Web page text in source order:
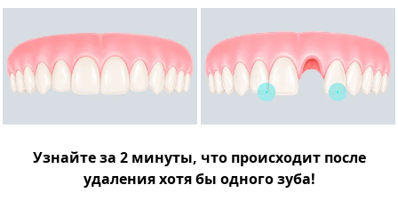
Узнайте за 2 минуты, что происходит после
удаления хотя бы одного зуба!